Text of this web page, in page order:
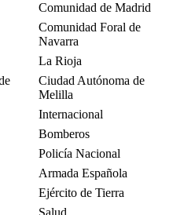
Comunidad de Madrid
Comunidad Foral de
Navarra
La Rioja
Ciudad Autónoma de
Melilla
Internacional
Bomberos
Policía Nacional
Armada Española
Ejército de Tierra
Salud